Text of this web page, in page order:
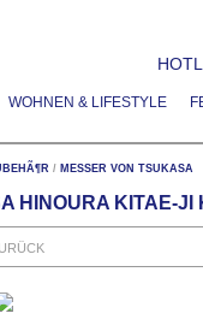
WOHNEN & LIFESTYLE
/ MESSER VON TSUKASA
HINOURA KITAE-JI